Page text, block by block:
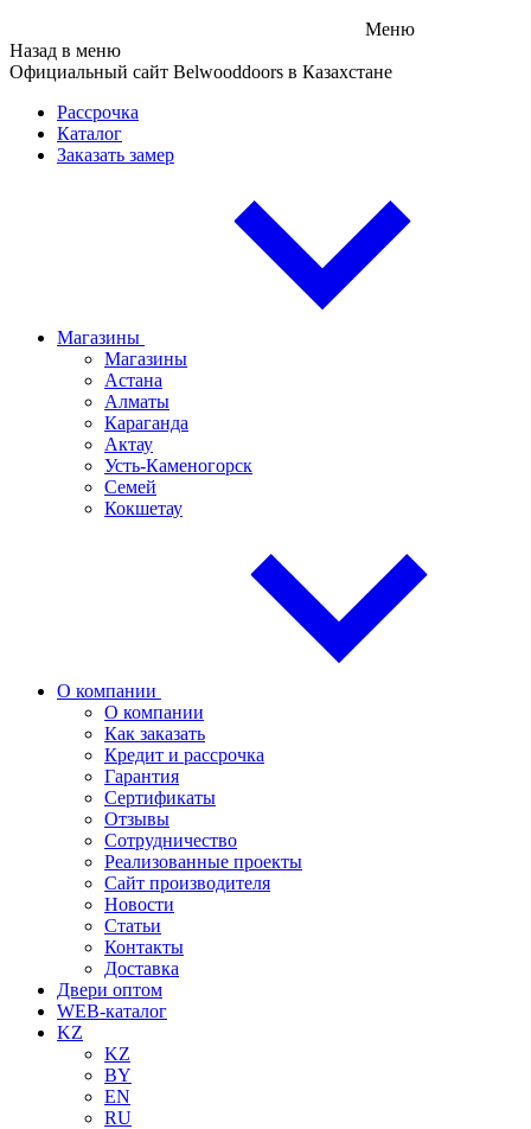
Меню
Назад в меню
Официальный сайт Belwooddoors в Казахстане
Рассрочка
Каталог
Заказать замер
Магазины
Магазины
Астана
Алматы
Караганда
Актау
Усть-Каменогорск
Семей
Кокшетау
О компании
О компании
Как заказать
Кредит и рассрочка
Гарантия
Сертификаты
Отзывы
Сотрудничество
Реализованные проекты
Сайт производителя
Новости
Статьи
Контакты
Доставка
Двери оптом
WEB-каталог
KZ
KZ
BY
EN
RU